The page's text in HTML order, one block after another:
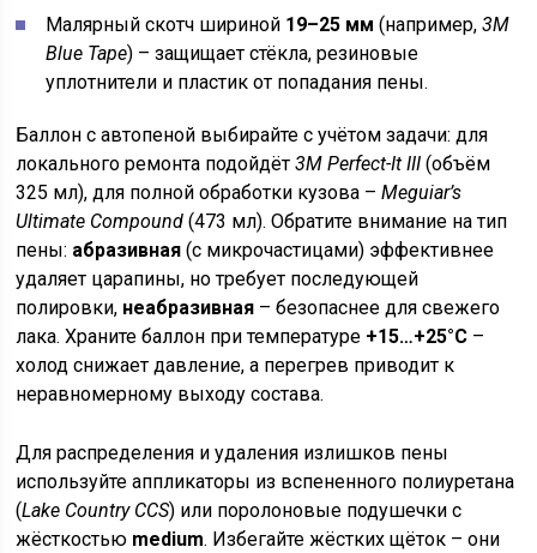
Малярный скотч шириной 19–25 мм (например,3M
Blue Tape) – защищает стёкла, резиновые
уплотнители и пластик от попадания пены.
Баллон с автопеной выбирайте с учётом задачи: для
локального ремонта подойдёт3M Perfect-It III (объём
325 мл), для полной обработки кузова –Meguiar’s
Ultimate Compound (473 мл). Обратите внимание на тип
пены: абразивная (с микрочастицами) эффективнее
удаляет царапины, но требует последующей
полировки, неабразивная – безопаснее для свежего
лака. Храните баллон при температуре +15…+25°C –
холод снижает давление, а перегрев приводит к
неравномерному выходу состава.
Для распределения и удаления излишков пены
используйте аппликаторы из вспененного полиуретана
(Lake Country CCS) или поролоновые подушечки с
жёсткостью medium. Избегайте жёстких щёток – они